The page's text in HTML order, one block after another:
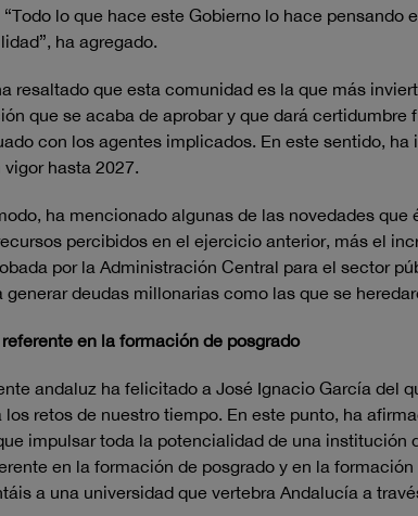
“Todo lo que hace este Gobierno lo hace
ha agregado.
resaltado que esta comunidad es la que más
que se acaba de aprobar y que dará
con los agentes implicados. En este sentido,
vigor hasta 2027.
ha mencionado algunas de las novedades
percibidos en el ejercicio anterior, más el
por la Administración Central para el sector
generar deudas millonarias como las que se
referente en la formación de posgrado
andaluz ha felicitado a José Ignacio García del
los retos de nuestro tiempo. En este punto, ha
impulsar toda la potencialidad de una institución
en la formación de posgrado y en la
a una universidad que vertebra Andalucía a